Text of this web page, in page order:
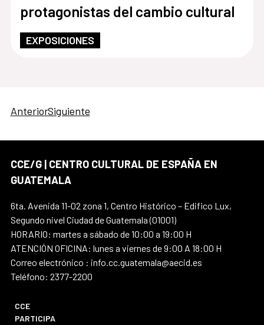
protagonistas del cambio cultural
EXPOSICIONES
AnteriorSiguiente
CCE/G | CENTRO CULTURAL DE ESPAÑA EN
GUATEMALA
6ta. Avenida 11-02 zona 1, Centro Histórico – Edifico Lux,
Segundo nivel Ciudad de Guatemala (01001)
HORARIO: martes a sábado de 10:00 a 19:00 H
ATENCIÓN OFICINA: lunes a viernes de 9:00 A 18:00 H
Correo electrónico : info.cc.guatemala@aecid.es
Teléfono: 2377-2200
CCE
PARTICIPA